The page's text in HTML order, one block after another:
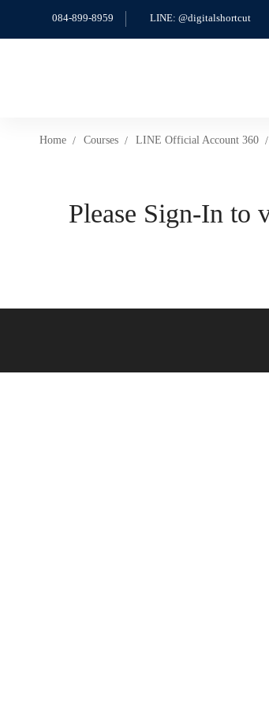
084-899-8959 LINE: @digitalshortcut
Home Courses LINE Official Account 360
Please Sign-In to